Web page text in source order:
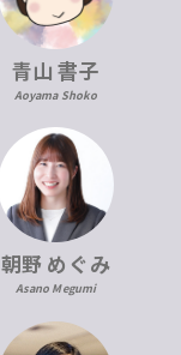
青山 書子
Aoyama Shoko
朝野 めぐみ
Asano Megumi